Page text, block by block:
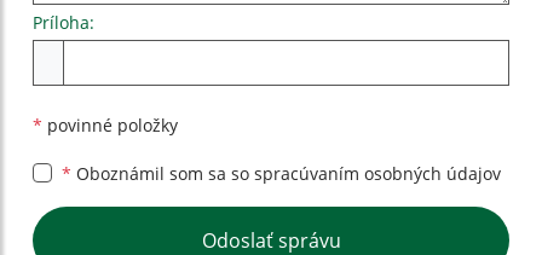
Príloha:
* povinné položky
* Oboznámil som sa so spracúvaním osobných údajov
Google reCaptcha Response
Odoslať správu